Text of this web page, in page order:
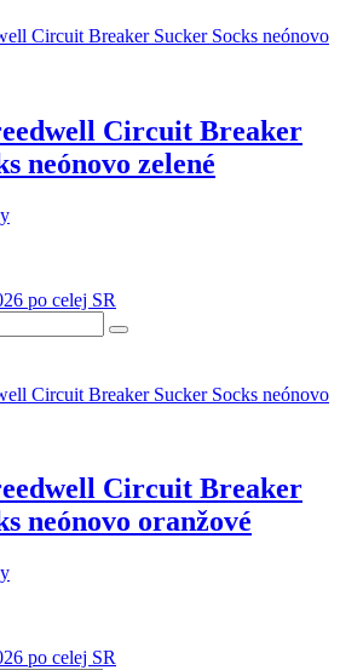
Circuit Breaker
neónovo zelené
po celej SR
Circuit Breaker
neónovo oranžové
po celej SR